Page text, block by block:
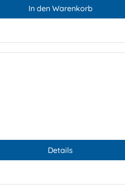
In den Warenkorb
Details